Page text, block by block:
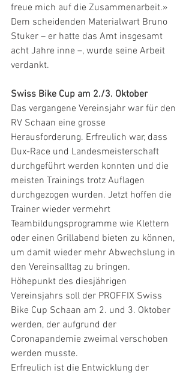
freue mich auf die Zusammenarbeit.»
Dem scheidenden Materialwart Bruno
Stuker – er hatte das Amt insgesamt
acht Jahre inne –, wurde seine Arbeit
verdankt.
Swiss Bike Cup am 2./3. Oktober
Das vergangene Vereinsjahr war für den
RV Schaan eine grosse
Herausforderung. Erfreulich war, dass
Dux-Race und Landesmeisterschaft
durchgeführt werden konnten und die
meisten Trainings trotz Auflagen
durchgezogen wurden. Jetzt hoffen die
Trainer wieder vermehrt
Teambildungsprogramme wie Klettern
oder einen Grillabend bieten zu können,
um damit wieder mehr Abwechslung in
den Vereinsalltag zu bringen.
Höhepunkt des diesjährigen
Vereinsjahrs soll der PROFFIX Swiss
Bike Cup Schaan am 2. und 3. Oktober
werden, der aufgrund der
Coronapandemie zweimal verschoben
werden musste.
Erfreulich ist die Entwicklung der